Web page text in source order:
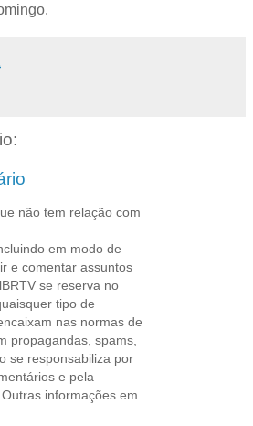
não tem relação com
em modo de
e comentar assuntos
se reserva no
tipo de
nas normas de
propagandas, spams,
se responsabiliza por
e pela
informações em